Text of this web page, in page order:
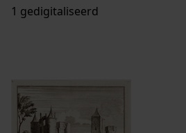
1 gedigitaliseerd